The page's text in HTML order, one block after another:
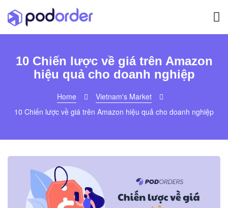
10 Chiến lược về giá trên Amazon
hiệu quả cho doanh nghiệp
Home
Vietnam's Market
10 Chiến lược về giá trên Amazon hiệu quả cho doanh nghiệp